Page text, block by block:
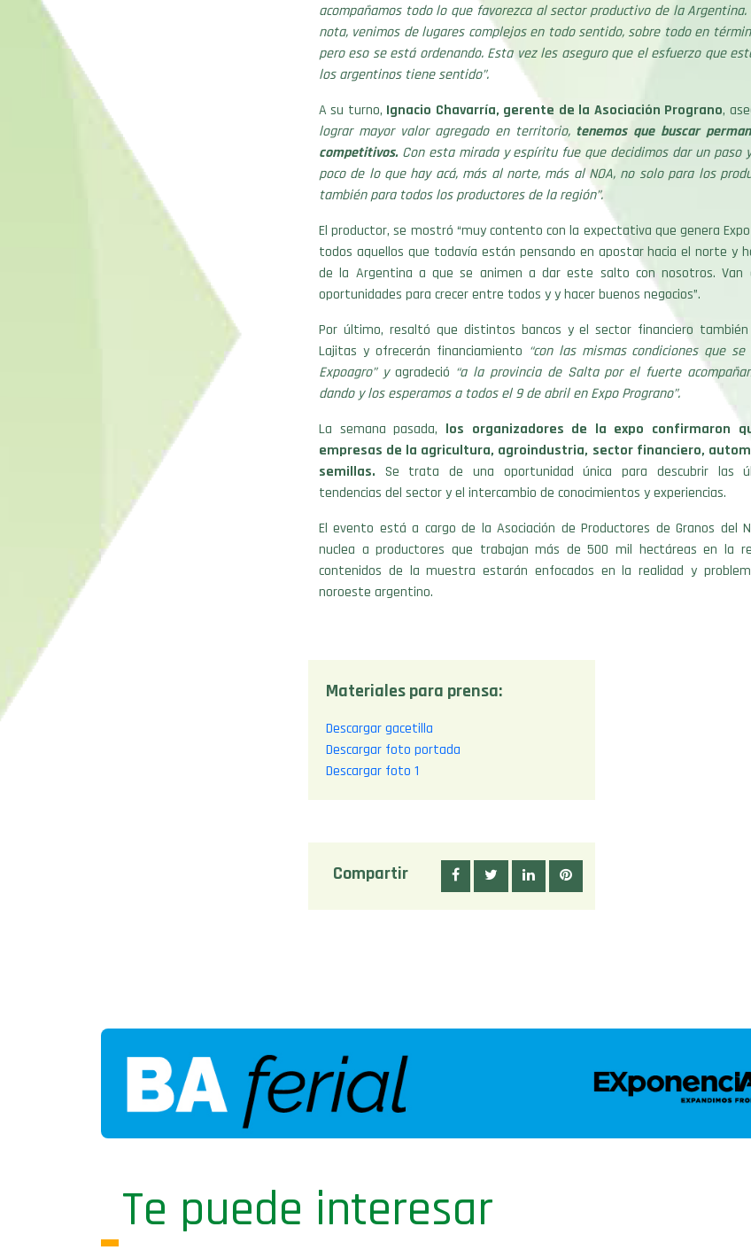
acompañamos todo lo que favorezca al sector productivo de la
nota, venimos de lugares complejos en todo sentido, sobre todo en
pero eso se está ordenando. Esta vez les aseguro que el esfuerzo que
los argentinos tiene sentido”.
A su turno, Ignacio Chavarría, gerente de la Asociación Prograno,
lograr mayor valor agregado en territorio, tenemos que buscar
competitivos. Con esta mirada y espíritu fue que decidimos dar un paso
poco de lo que hay acá, más al norte, más al NOA, no solo para los
también para todos los productores de la región”.
El productor, se mostró “muy contento con la expectativa que genera
todos aquellos que todavía están pensando en apostar hacia el norte y
de la Argentina a que se animen a dar este salto con nosotros. Van
oportunidades para crecer entre todos y y hacer buenos negocios”.
Por último, resaltó que distintos bancos y el sector financiero
Lajitas y ofrecerán financiamiento “con las mismas condiciones que
Expoagro” yagradeció “a la provincia de Salta por el fuerte
dando y los esperamos a todos el 9 de abril en Expo Prograno”.
La semana pasada, los organizadores de la expo confirmaron
empresas de la agricultura, agroindustria, sector financiero,
semillas. Se trata de una oportunidad única para descubrir las
tendencias del sector y el intercambio de conocimientos y experiencias.
El evento está a cargo de la Asociación de Productores de Granos del
nuclea a productores que trabajan más de 500 mil hectáreas en la
contenidos de la muestra estarán enfocados en la realidad y
noroeste argentino.
Materiales para prensa:
Descargar gacetilla
Descargar foto portada
Descargar foto 1
Compartir
Te puede interesar